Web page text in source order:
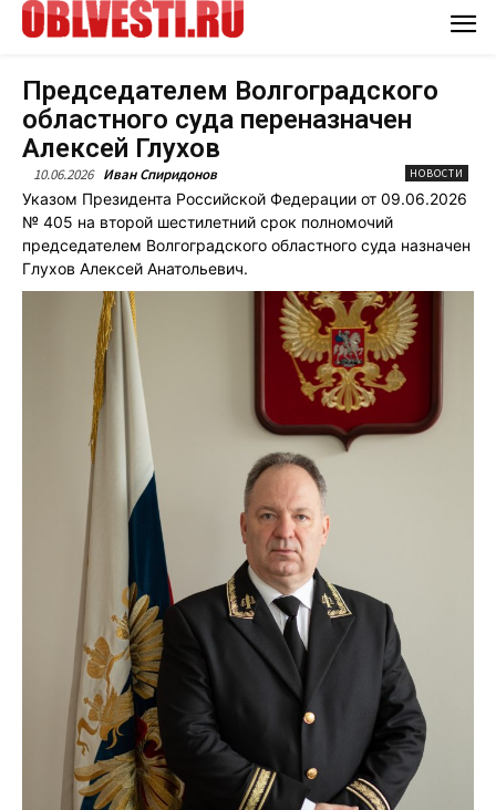
Председателем Волгоградского
областного суда переназначен
Алексей Глухов
10.06.2026 Иван Спиридонов НОВОСТИ
Указом Президента Российской Федерации от 09.06.2026
№ 405 на второй шестилетний срок полномочий
председателем Волгоградского областного суда назначен
Глухов Алексей Анатольевич.